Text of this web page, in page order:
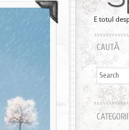
E totul
CAUTĂ
CATEGORII